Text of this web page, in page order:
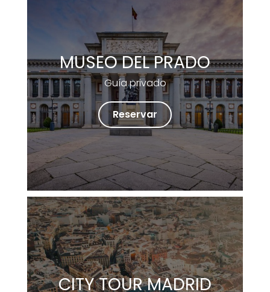
MUSEO DEL PRADO
Guía privado
Reservar
CITY TOUR MADRID